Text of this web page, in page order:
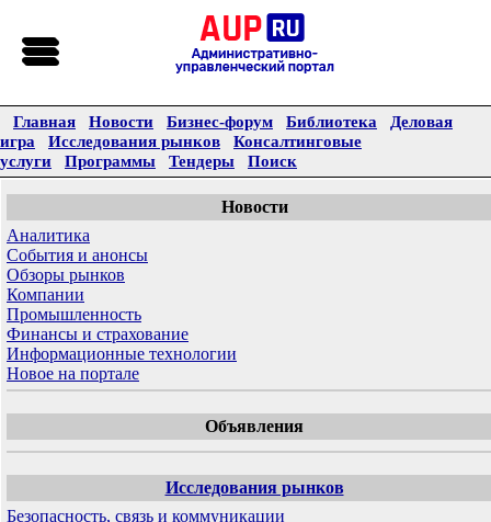
Главная Новости Бизнес-форум Библиотека
Деловая
игра
Исследования рынков
Консалтинговые
услуги
Программы Тендеры Поиск
Новости
Аналитика
События и анонсы
Обзоры рынков
Компании
Промышленность
Финансы и страхование
Информационные технологии
Новое на портале
Объявления
Исследования рынков
Безопасность, связь и коммуникации